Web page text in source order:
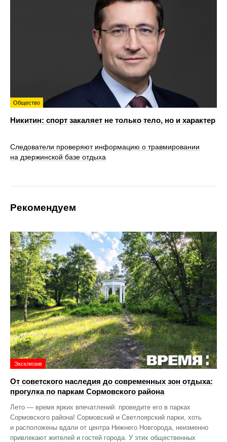
Общество
Никитин: спорт закаляет не только тело, но и характер
Следователи проверяют информацию о травмировании
на дзержинской базе отдыха
Рекомендуем
Эксклюзив
От советского наследия до современных зон отдыха:
прогулка по паркам Сормовского района
Лето — время ярких впечатлений: проведите его в парках
Сормовского района! Сормовский и Светлоярский парки, хоть
и расположены вдали от центра Нижнего Новгорода, неизменно
привлекают жителей и гостей города. У этих общественных